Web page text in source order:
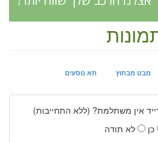
תא נוסעים מבט מבחוץ
אין משתלמת? (ללא התחייבות)
כן
לא תודה